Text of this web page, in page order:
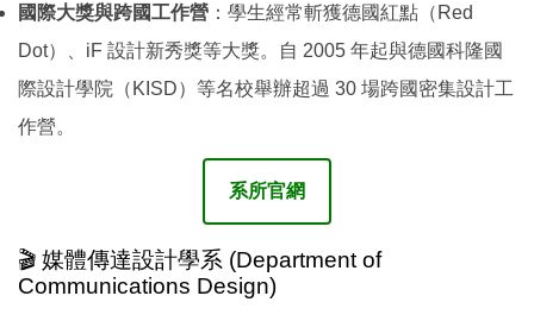
國際大獎與跨國工作營 ：學生經常斬獲德國紅點（Red
Dot）、iF 設計新秀獎等大獎。自 2005 年起與德國科隆國
際設計學院（KISD）等名校舉辦超過 30 場跨國密集設計工
作營。
系所官網
🎬 媒體傳達設計學系 (Department of
Communications Design)